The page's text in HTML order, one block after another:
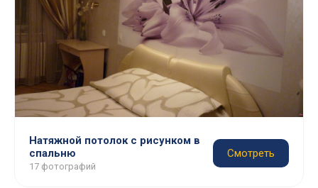
Натяжной потолок с рисунком в
спальню
17 фотографий
Смотреть